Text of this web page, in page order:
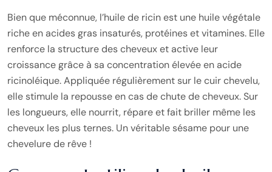
Bien que méconnue, l’huile de ricin est une huile végétale
riche en acides gras insaturés, protéines et vitamines. Elle
renforce la structure des cheveux et active leur
croissance grâce à sa concentration élevée en acide
ricinoléique. Appliquée régulièrement sur le cuir chevelu,
elle stimule la repousse en cas de chute de cheveux. Sur
les longueurs, elle nourrit, répare et fait briller même les
cheveux les plus ternes. Un véritable sésame pour une
chevelure de rêve !